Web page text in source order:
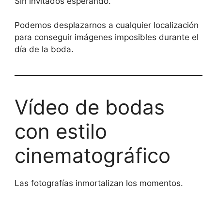
Podemos desplazarnos a cualquier localización
para conseguir imágenes imposibles durante el
día de la boda.
Vídeo de bodas
con estilo
cinematográfico
Las fotografías inmortalizan los momentos.